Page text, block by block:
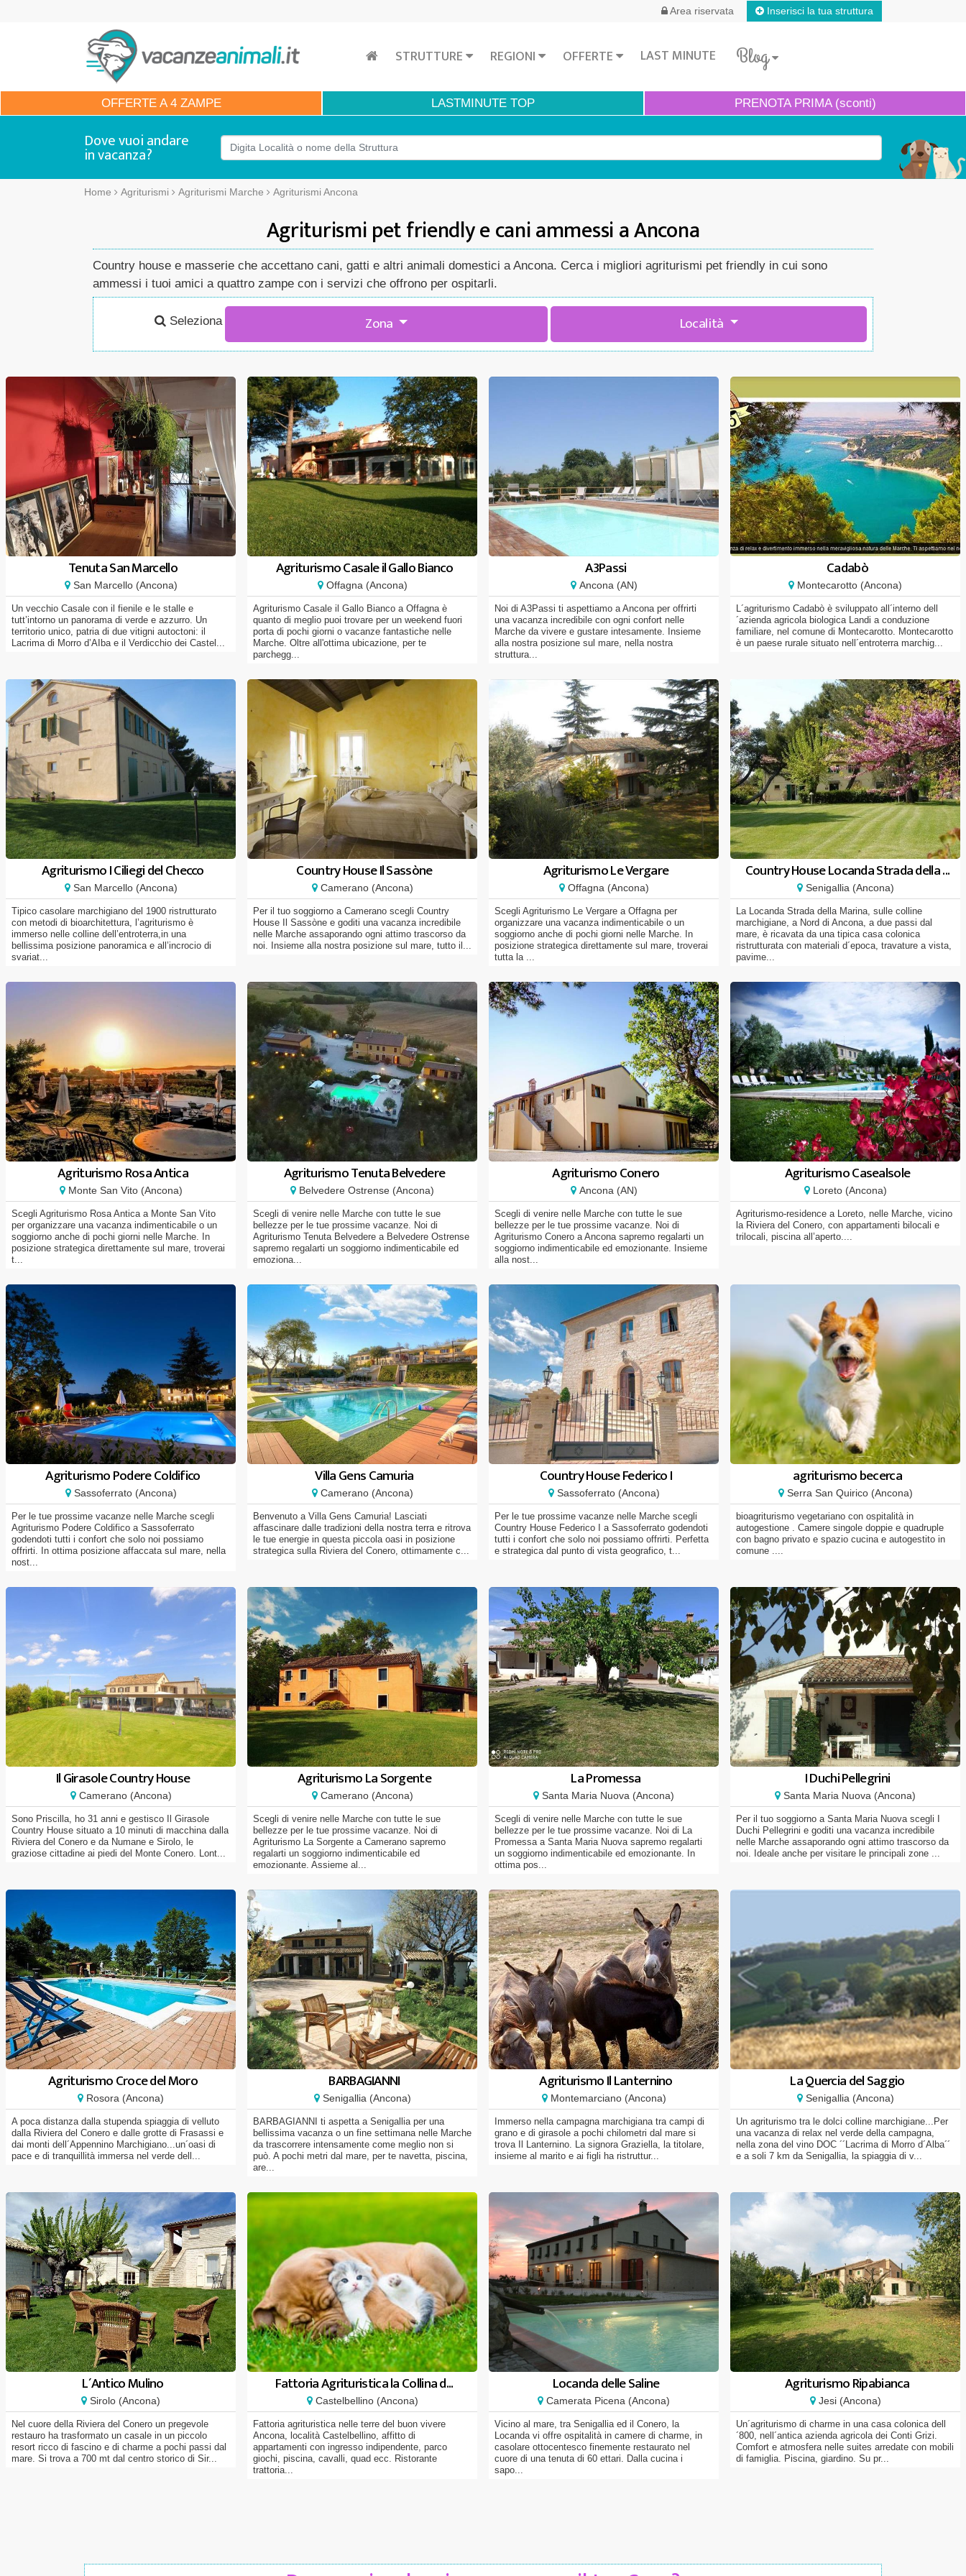
Area riservata Inserisci la tua struttura
STRUTTURE REGIONI OFFERTE LAST MINUTE Blog
OFFERTEA 4 ZAMPE LASTMINUTE TOP PRENOTAPRIMA (sconti)
Dove vuoi andare
in vacanza?
Home Agriturismi Agriturismi Marche Agriturismi Ancona
Agriturismi pet friendly e cani ammessi a Ancona
Country house e masserie che accettano cani, gatti e altri animali domestici a Ancona. Cerca i migliori agriturismi pet friendly in cui sono
ammessi i tuoi amici a quattro zampe con i servizi che offrono per ospitarli.
Seleziona Zona Località
Tenuta San Marcello
San Marcello (Ancona)
Un vecchio Casale con il fienile e le stalle e
tutt’intorno un panorama di verde e azzurro. Un
territorio unico, patria di due vitigni autoctoni: il
Lacrima di Morro d’AIba e il Verdicchio dei Castel...
Agriturismo Casale il Gallo Bianco
Offagna (Ancona)
Agriturismo Casale il Gallo Bianco a Offagna è
quanto di meglio puoi trovare per un weekend fuori
porta di pochi giorni o vacanze fantastiche nelle
Marche. Oltre all'ottima ubicazione, per te
parchegg...
A3Passi
Ancona (AN)
Noi di A3Passi ti aspettiamo a Ancona per offrirti
una vacanza incredibile con ogni confort nelle
Marche da vivere e gustare intesamente. Insieme
alla nostra posizione sul mare, nella nostra
struttura...
Cadabò
Montecarotto (Ancona)
L´agriturismo Cadabò è sviluppato all´interno dell
´azienda agricola biologica Landi a conduzione
familiare, nel comune di Montecarotto. Montecarotto
è un paese rurale situato nell´entroterra marchig...
Agriturismo I Ciliegi del Checco
San Marcello (Ancona)
Tipico casolare marchigiano del 1900 ristrutturato
con metodi di bioarchitettura, l’agriturismo è
immerso nelle colline dell’entroterra,in una
bellissima posizione panoramica e all’incrocio di
svariat...
Country House Il Sassòne
Camerano (Ancona)
Per il tuo soggiorno a Camerano scegli Country
House Il Sassòne e goditi una vacanza incredibile
nelle Marche assaporando ogni attimo trascorso da
noi. Insieme alla nostra posizione sul mare, tutto il...
Agriturismo Le Vergare
Offagna (Ancona)
Scegli Agriturismo Le Vergare a Offagna per
organizzare una vacanza indimenticabile o un
soggiorno anche di pochi giorni nelle Marche. In
posizione strategica direttamente sul mare, troverai
tutta la ...
Country House Locanda Strada della ...
Senigallia (Ancona)
La Locanda Strada della Marina, sulle colline
marchigiane, a Nord di Ancona, a due passi dal
mare, è ricavata da una tipica casa colonica
ristrutturata con materiali d´epoca, travature a vista,
pavime...
Agriturismo Rosa Antica
Monte San Vito (Ancona)
Scegli Agriturismo Rosa Antica a Monte San Vito
per organizzare una vacanza indimenticabile o un
soggiorno anche di pochi giorni nelle Marche. In
posizione strategica direttamente sul mare, troverai
t...
Agriturismo Tenuta Belvedere
Belvedere Ostrense (Ancona)
Scegli di venire nelle Marche con tutte le sue
bellezze per le tue prossime vacanze. Noi di
Agriturismo Tenuta Belvedere a Belvedere Ostrense
sapremo regalarti un soggiorno indimenticabile ed
emoziona...
Agriturismo Conero
Ancona (AN)
Scegli di venire nelle Marche con tutte le sue
bellezze per le tue prossime vacanze. Noi di
Agriturismo Conero a Ancona sapremo regalarti un
soggiorno indimenticabile ed emozionante. Insieme
alla nost...
Agriturismo Casealsole
Loreto (Ancona)
Agriturismo-residence a Loreto, nelle Marche, vicino
la Riviera del Conero, con appartamenti bilocali e
trilocali, piscina all’aperto....
Agriturismo Podere Coldifico
Sassoferrato (Ancona)
Per le tue prossime vacanze nelle Marche scegli
Agriturismo Podere Coldifico a Sassoferrato
godendoti tutti i confort che solo noi possiamo
offrirti. In ottima posizione affaccata sul mare, nella
nost...
Villa Gens Camuria
Camerano (Ancona)
Benvenuto a Villa Gens Camuria! Lasciati
affascinare dalle tradizioni della nostra terra e ritrova
le tue energie in questa piccola oasi in posizione
strategica sulla Riviera del Conero, ottimamente c...
Country House Federico I
Sassoferrato (Ancona)
Per le tue prossime vacanze nelle Marche scegli
Country House Federico I a Sassoferrato godendoti
tutti i confort che solo noi possiamo offrirti. Perfetta
e strategica dal punto di vista geografico, t...
agriturismo becerca
Serra San Quirico (Ancona)
bioagriturismo vegetariano con ospitalità in
autogestione . Camere singole doppie e quadruple
con bagno privato e spazio cucina e autogestito in
comune ....
Il Girasole Country House
Camerano (Ancona)
Sono Priscilla, ho 31 anni e gestisco Il Girasole
Country House situato a 10 minuti di macchina dalla
Riviera del Conero e da Numane e Sirolo, le
graziose cittadine ai piedi del Monte Conero. Lont...
Agriturismo La Sorgente
Camerano (Ancona)
Scegli di venire nelle Marche con tutte le sue
bellezze per le tue prossime vacanze. Noi di
Agriturismo La Sorgente a Camerano sapremo
regalarti un soggiorno indimenticabile ed
emozionante. Assieme al...
La Promessa
Santa Maria Nuova (Ancona)
Scegli di venire nelle Marche con tutte le sue
bellezze per le tue prossime vacanze. Noi di La
Promessa a Santa Maria Nuova sapremo regalarti
un soggiorno indimenticabile ed emozionante. In
ottima pos...
I Duchi Pellegrini
Santa Maria Nuova (Ancona)
Per il tuo soggiorno a Santa Maria Nuova scegli I
Duchi Pellegrini e goditi una vacanza incredibile
nelle Marche assaporando ogni attimo trascorso da
noi. Ideale anche per visitare le principali zone ...
Agriturismo Croce del Moro
Rosora (Ancona)
A poca distanza dalla stupenda spiaggia di velluto
dalla Riviera del Conero e dalle grotte di Frasassi e
dai monti dell´Appennino Marchigiano...un´oasi di
pace e di tranquillità immersa nel verde dell...
BARBAGIANNI
Senigallia (Ancona)
BARBAGIANNI ti aspetta a Senigallia per una
bellissima vacanza o un fine settimana nelle Marche
da trascorrere intensamente come meglio non si
può. A pochi metri dal mare, per te navetta, piscina,
are...
Agriturismo Il Lanternino
Montemarciano (Ancona)
Immerso nella campagna marchigiana tra campi di
grano e di girasole a pochi chilometri dal mare si
trova Il Lanternino. La signora Graziella, la titolare,
insieme al marito e ai figli ha ristruttur...
La Quercia del Saggio
Senigallia (Ancona)
Un agriturismo tra le dolci colline marchigiane...Per
una vacanza di relax nel verde della campagna,
nella zona del vino DOC ´´Lacrima di Morro d´Alba´´
e a soli 7 km da Senigallia, la spiaggia di v...
L´Antico Mulino
Sirolo (Ancona)
Nel cuore della Riviera del Conero un pregevole
restauro ha trasformato un casale in un piccolo
resort ricco di fascino e di charme a pochi passi dal
mare. Si trova a 700 mt dal centro storico di Sir...
Fattoria Agrituristica la Collina d...
Castelbellino (Ancona)
Fattoria agrituristica nelle terre del buon vivere
Ancona, località Castelbellino, affitto di
appartamenti con ingresso indipendente, parco
giochi, piscina, cavalli, quad ecc. Ristorante
trattoria...
Locanda delle Saline
Camerata Picena (Ancona)
Vicino al mare, tra Senigallia ed il Conero, la
Locanda vi offre ospitalità in camere di charme, in
casolare ottocentesco finemente restaurato nel
cuore di una tenuta di 60 ettari. Dalla cucina i
sapo...
Agriturismo Ripabianca
Jesi (Ancona)
Un´agriturismo di charme in una casa colonica dell
´800, nell´antica azienda agricola dei Conti Grizi.
Comfort e atmosfera nelle suites arredate con mobili
di famiglia. Piscina, giardino. Su pr...